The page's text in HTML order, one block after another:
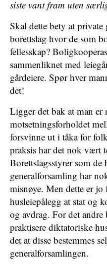
siste vant fram uten
Skal dette bety at private
borettslag hvor de som
fellesskap?
sammenliknet med
gårdeiere. Spør hver
det!
Ligger det bak at man er
motsetningsforholdet
forsvinne ut i tåka for
praksis har det nok vært
Borettslagsstyrer som de
generalforsamling har
misnøye. Men dette er
husleiepålegg at stat og
og avdrag. For det andre
praktisere diktatoriske
det at disse bestemmes
generalforsamlingen.